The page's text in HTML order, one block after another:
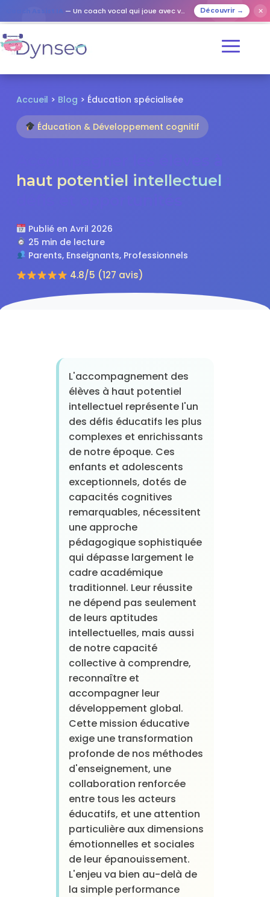
— Un coach vocal qui joue avec vos proches Découvrir → ✕
Accueil > Blog > Éducation spécialisée
Éducation & Développement cognitif
haut potentiel intellectuel
Publié en Avril 2026
25 min de lecture
Parents, Enseignants, Professionnels
4.8/5 (127 avis)
L'accompagnement des
élèves à haut potentiel
intellectuel représente l'un
des défis éducatifs les plus
complexes et enrichissants
de notre époque. Ces
enfants et adolescents
exceptionnels, dotés de
capacités cognitives
remarquables, nécessitent
une approche
pédagogique sophistiquée
qui dépasse largement le
cadre académique
traditionnel. Leur réussite
ne dépend pas seulement
de leurs aptitudes
intellectuelles, mais aussi
de notre capacité
collective à comprendre,
reconnaître et
accompagner leur
développement global.
Cette mission éducative
exige une transformation
profonde de nos méthodes
d'enseignement, une
collaboration renforcée
entre tous les acteurs
éducatifs, et une attention
particulière aux dimensions
émotionnelles et sociales
de leur épanouissement.
L'enjeu va bien au-delà de
la simple performance